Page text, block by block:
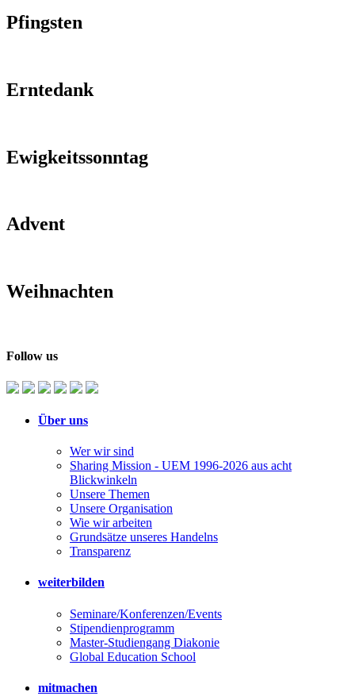
Pfingsten
Erntedank
Ewigkeitssonntag
Advent
Weihnachten
Follow us
Über uns
Wer wir sind
Sharing Mission - UEM 1996-2026 aus acht
Blickwinkeln
Unsere Themen
Unsere Organisation
Wie wir arbeiten
Grundsätze unseres Handelns
Transparenz
weiterbilden
Seminare/Konferenzen/Events
Stipendienprogramm
Master-Studiengang Diakonie
Global Education School
mitmachen